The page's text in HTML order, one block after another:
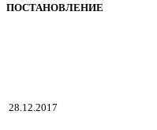
ПОСТАНОВЛЕНИЕ
28.12.2017 №